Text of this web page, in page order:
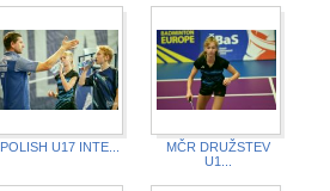
POLISH U17 INTE...
MČR DRUŽSTEV
U1...